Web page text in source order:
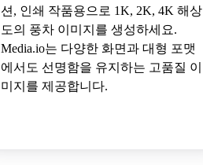
션, 인쇄 작품용으로 1K, 2K, 4K 해상
도의 풍차 이미지를 생성하세요.
Media.io는 다양한 화면과 대형 포맷
에서도 선명함을 유지하는 고품질 이
미지를 제공합니다.